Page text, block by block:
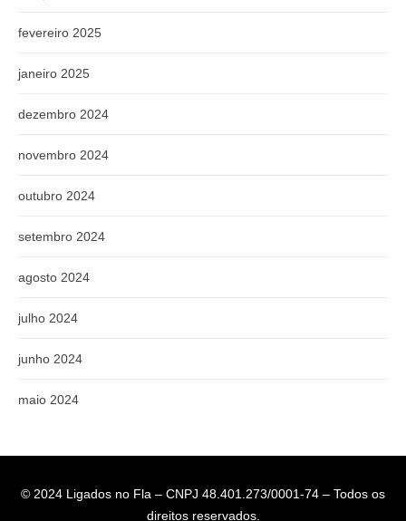
fevereiro 2025
janeiro 2025
dezembro 2024
novembro 2024
outubro 2024
setembro 2024
agosto 2024
julho 2024
junho 2024
maio 2024
© 2024 Ligados no Fla – CNPJ 48.401.273/0001-74 – Todos os
direitos reservados.